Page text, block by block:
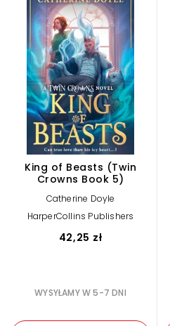
King of Beasts (Twin
Crowns Book 5)
Catherine Doyle
HarperCollins Publishers
42,25 zł
WYSYŁAMY W 5-7 DNI